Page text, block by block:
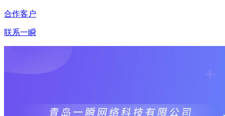
合作客户
联系一瞬